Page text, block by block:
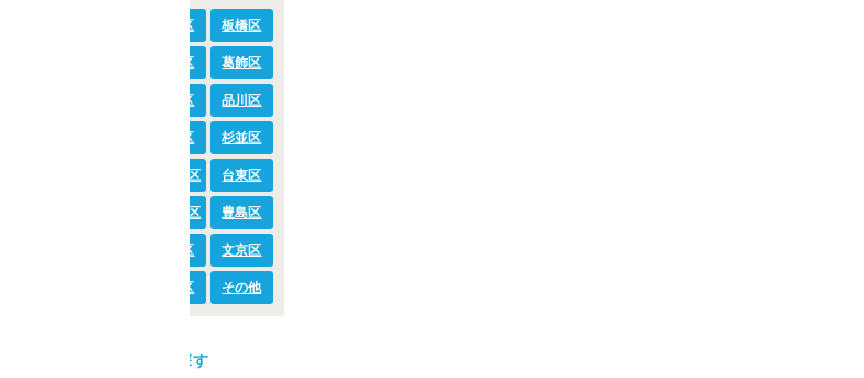
荒川区 板橋区
大田区 葛飾区
江東区 品川区
新宿区 杉並区
世田谷区 台東区
千代田区 豊島区
練馬区 文京区
目黒区 その他
条件から探す